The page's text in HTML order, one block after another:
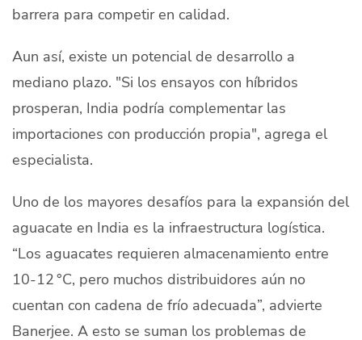
barrera para competir en calidad.
Aun así, existe un potencial de desarrollo a
mediano plazo. "Si los ensayos con híbridos
prosperan, India podría complementar las
importaciones con producción propia", agrega el
especialista.
Uno de los mayores desafíos para la expansión del
aguacate en India es la infraestructura logística.
“Los aguacates requieren almacenamiento entre
10-12 °C, pero muchos distribuidores aún no
cuentan con cadena de frío adecuada”, advierte
Banerjee. A esto se suman los problemas de